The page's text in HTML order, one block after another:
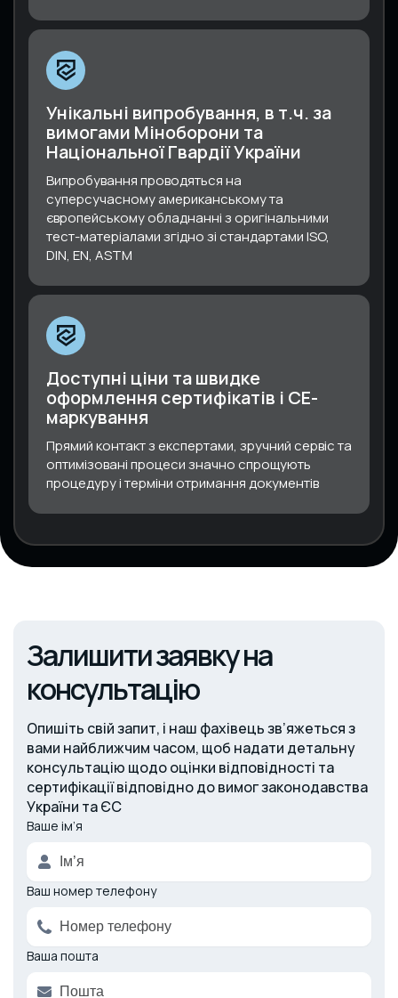
Унікальні випробування, в т.ч. за
вимогами Міноборони та
Національної Гвардії України
Випробування проводяться на
суперсучасному американському та
європейському обладнанні з оригінальними
тест-матеріалами згідно зі стандартами ISO,
DIN, EN, ASTM
Доступні ціни та швидке
оформлення сертифікатів і СЕ-
маркування
Прямий контакт з експертами, зручний сервіс та
оптимізовані процеси значно спрощують
процедуру і терміни отримання документів
Залишити заявку на
консультацію
Опишіть свій запит, і наш фахівець зв’яжеться з
вами найближчим часом, щоб надати детальну
консультацію щодо оцінки відповідності та
сертифікації відповідно до вимог законодавства
України та ЄС
Ваше ім’я
Ваш номер телефону
Ваша пошта
Alternative: